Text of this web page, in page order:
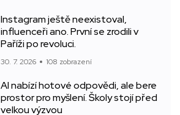
Instagram ještě neexistoval,
influenceři ano. První se zrodili v
Paříži po revoluci.
30. 7. 2026 108 zobrazení
AI nabízí hotové odpovědi, ale bere
prostor pro myšlení. Školy stojí před
velkou výzvou